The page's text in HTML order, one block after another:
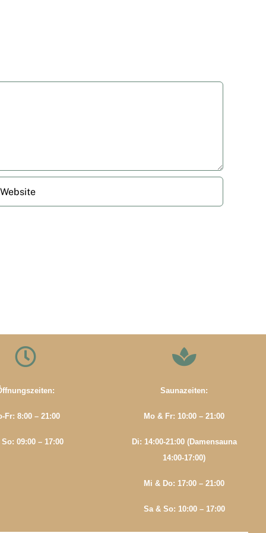
Fr: 8:00 – 21:00
So: 09:00 – 17:00
Saunazeiten:
Mo & Fr: 10:00 – 21:00
Di: 14:00-21:00 (Damensauna
14:00-17:00)
Mi & Do: 17:00 – 21:00
Sa & So: 10:00 – 17:00